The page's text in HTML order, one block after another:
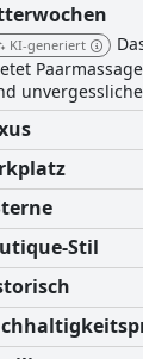
KI-generiert
Stil